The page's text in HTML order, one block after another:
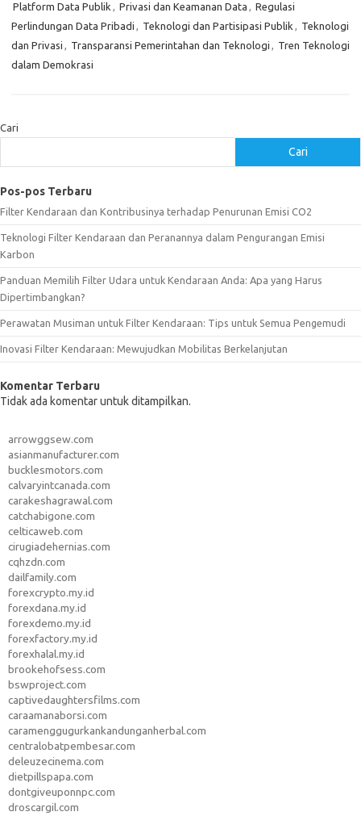
Platform Data Publik , Privasi dan Keamanan Data , Regulasi
Perlindungan Data Pribadi , Teknologi dan Partisipasi Publik , Teknologi
dan Privasi , Transparansi Pemerintahan dan Teknologi , Tren Teknologi
dalam Demokrasi
Cari
Cari
Pos-pos Terbaru
Filter Kendaraan dan Kontribusinya terhadap Penurunan Emisi CO2
Teknologi Filter Kendaraan dan Peranannya dalam Pengurangan Emisi
Karbon
Panduan Memilih Filter Udara untuk Kendaraan Anda: Apa yang Harus
Dipertimbangkan?
Perawatan Musiman untuk Filter Kendaraan: Tips untuk Semua Pengemudi
Inovasi Filter Kendaraan: Mewujudkan Mobilitas Berkelanjutan
Komentar Terbaru
Tidak ada komentar untuk ditampilkan.
arrowggsew.com
asianmanufacturer.com
bucklesmotors.com
calvaryintcanada.com
carakeshagrawal.com
catchabigone.com
celticaweb.com
cirugiadehernias.com
cqhzdn.com
dailfamily.com
forexcrypto.my.id
forexdana.my.id
forexdemo.my.id
forexfactory.my.id
forexhalal.my.id
brookehofsess.com
bswproject.com
captivedaughtersfilms.com
caraamanaborsi.com
caramenggugurkankandunganherbal.com
centralobatpembesar.com
deleuzecinema.com
dietpillspapa.com
dontgiveuponnpc.com
droscargil.com